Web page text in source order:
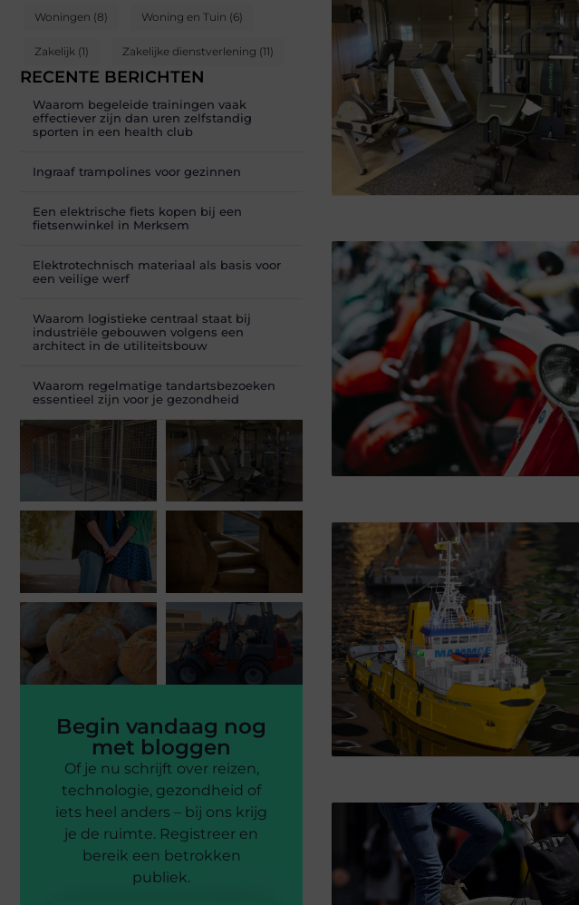
Woningen (8) Woning en Tuin (6)
Zakelijk (1) Zakelijke dienstverlening (11)
RECENTE BERICHTEN
Waarom begeleide trainingen vaak
effectiever zijn dan uren zelfstandig
sporten in een health club
Ingraaf trampolines voor gezinnen
Een elektrische fiets kopen bij een
fietsenwinkel in Merksem
Elektrotechnisch materiaal als basis voor
een veilige werf
Waarom logistieke centraal staat bij
industriële gebouwen volgens een
architect in de utiliteitsbouw
Waarom regelmatige tandartsbezoeken
essentieel zijn voor je gezondheid
Begin vandaag nog
met bloggen
Of je nu schrijft over reizen,
technologie, gezondheid of
iets heel anders – bij ons krijg
je de ruimte. Registreer en
bereik een betrokken
publiek.